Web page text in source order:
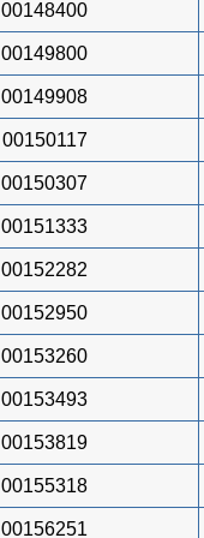
00148400
00149800
00149908
00150117
00150307
00151333
00152282
00152950
00153260
00153493
00153819
00155318
00156251